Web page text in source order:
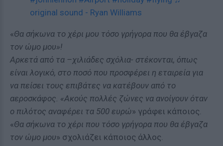
original sound - Ryan Williams
«Θα σήκωνα το χέρι μου τόσο γρήγορα που θα έβγαζα
τον ώμο μου»!
Αρκετά από τα –χιλιάδες σχόλια- στέκονται, όπως
είναι λογικό, στο ποσό που προσφέρει η εταιρεία για
να πείσει τους επιβάτες να κατέβουν από το
αεροσκάφος. «Ακούς πολλές ζώνες να ανοίγουν όταν
ο πιλότος αναφέρει τα 500 ευρώ» γράφει κάποιος.
«Θα σήκωνα το χέρι που τόσο γρήγορα που θα έβγαζα
τον ώμο μου» σχολιάζει κάποιος άλλος.